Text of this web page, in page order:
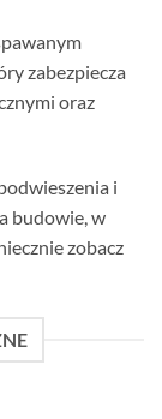
zabezpiecza
oraz
i
budowie, w
zobacz